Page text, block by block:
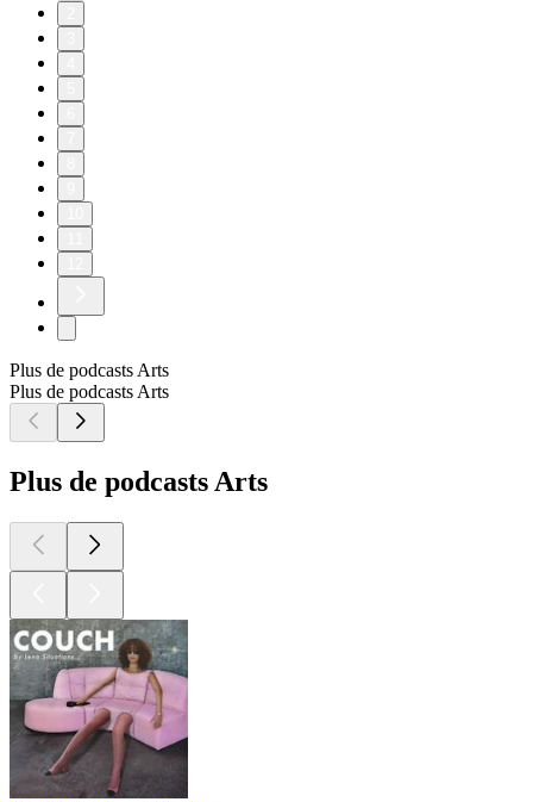
Plus de podcasts Arts
Plus de podcasts Arts
Plus de podcasts Arts